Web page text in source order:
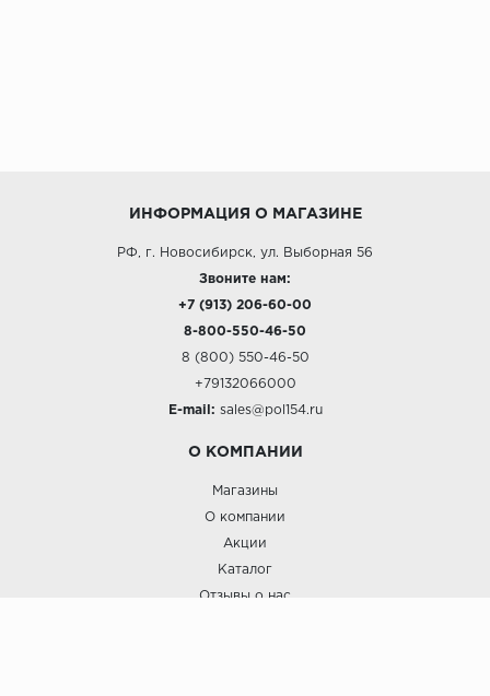
ИНФОРМАЦИЯ О МАГАЗИНЕ
РФ, г. Новосибирск, ул. Выборная 56
Звоните нам:
+7 (913) 206-60-00
8-800-550-46-50
8 (800) 550-46-50
+79132066000
E-mail: sales@pol154.ru
О КОМПАНИИ
Магазины
О компании
Акции
Каталог
Отзывы о нас